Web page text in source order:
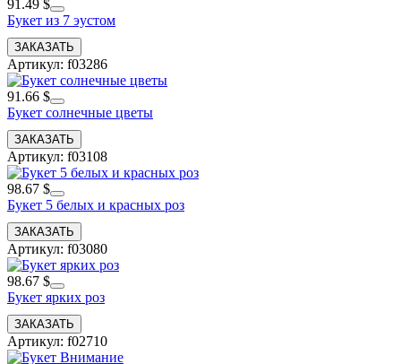
91.49 $
Букет из 7 эустом
Артикул: f03286
91.66 $
Букет солнечные цветы
Артикул: f03108
98.67 $
Букет 5 белых и красных роз
Артикул: f03080
98.67 $
Букет ярких роз
Артикул: f02710